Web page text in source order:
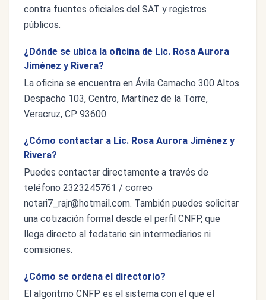
contra fuentes oficiales del SAT y registros
públicos.
¿Dónde se ubica la oficina de Lic. Rosa Aurora
Jiménez y Rivera?
La oficina se encuentra en Ávila Camacho 300 Altos
Despacho 103, Centro, Martínez de la Torre,
Veracruz, CP 93600.
¿Cómo contactar a Lic. Rosa Aurora Jiménez y
Rivera?
Puedes contactar directamente a través de
teléfono 2323245761 / correo
notari7_rajr@hotmail.com. También puedes solicitar
una cotización formal desde el perfil CNFP, que
llega directo al fedatario sin intermediarios ni
comisiones.
¿Cómo se ordena el directorio?
El algoritmo CNFP es el sistema con el que el